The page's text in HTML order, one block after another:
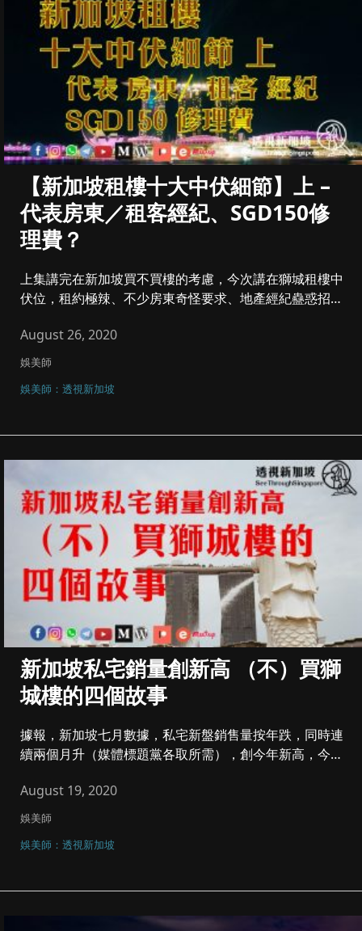
【新加坡租樓十大中伏細節】上 –
代表房東／租客經紀、SGD150修
理費？
上集講完在新加坡買不買樓的考慮，今次講在獅城租樓中
伏位，租約極辣、不少房東奇怪要求、地產經紀蠱惑招，
August 26, 2020
娛美師
娛美師：透視新加坡
新加坡私宅銷量創新高 （不）買獅
城樓的四個故事
據報，新加坡七月數據，私宅新盤銷售量按年跌，同時連
續兩個月升（媒體標題黨各取所需），創今年新高，今次
August 19, 2020
娛美師
娛美師：透視新加坡